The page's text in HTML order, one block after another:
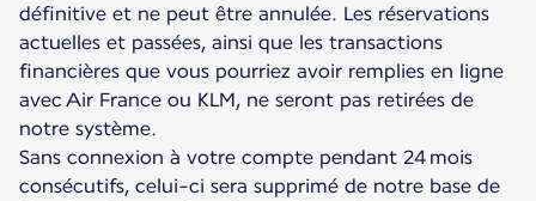
définitive et ne peut être annulée. Les réservations
actuelles et passées, ainsi que les transactions
financières que vous pourriez avoir remplies en ligne
avec Air France ou KLM, ne seront pas retirées de
notre système.
Sans connexion à votre compte pendant 24 mois
consécutifs, celui-ci sera supprimé de notre base de